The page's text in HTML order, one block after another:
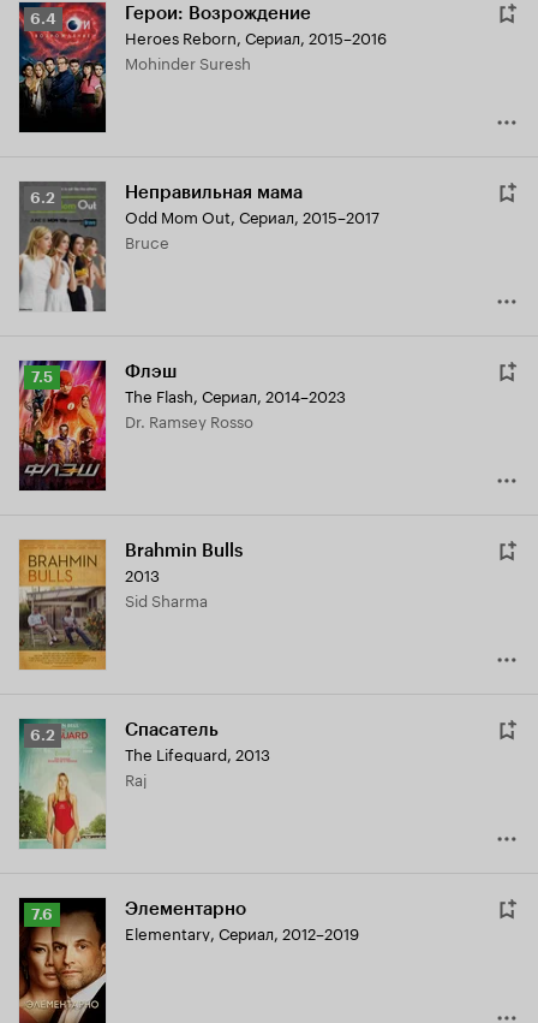
Рейтинг
Кинопоиска
6.4
6.4 Герои: Возрождение
Heroes Reborn, Сериал, 2015–2016
Mohinder Suresh
Рейтинг
Кинопоиска
6.2
6.2 Неправильная мама
Odd Mom Out, Сериал, 2015–2017
Bruce
Рейтинг
Кинопоиска
7.5
7.5 Флэш
The Flash, Сериал, 2014–2023
Dr. Ramsey Rosso
Brahmin Bulls
2013
Sid Sharma
Рейтинг
Кинопоиска
6.2 Спасатель
The Lifeguard, 2013
Raj
Рейтинг
Кинопоиска
7.6
7.6 Элементарно
Elementary, Сериал, 2012–2019